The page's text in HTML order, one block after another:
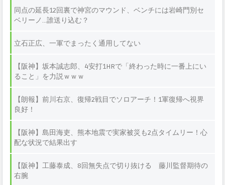
同点の延長12回裏で神宮のマウンド、ベンチには岩崎門別セ
ベリーノ...誰送り込む？
立石正広、一軍でまったく通用してない
【阪神】坂本誠志郎、4安打1HRで「終わった時に一番上にい
ること」を力説ｗｗｗ
【朗報】前川右京、復帰2戦目でソロアーチ！1軍復帰へ視界
良好！
【阪神】島田海吏、熊本地震で実家被災も2点タイムリー！心
配な状況で結果出す
【阪神】工藤泰成、8回無失点で切り抜ける 藤川監督期待の
右腕